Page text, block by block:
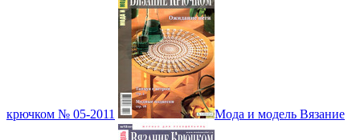
крючком № 05-2011 Мода и модель Вязание